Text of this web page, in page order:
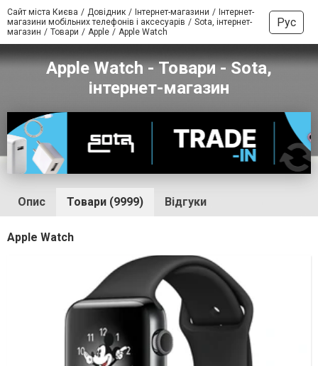
Сайт міста Києва Довідник Інтернет-магазини
Інтернет-
магазини мобільних телефонів і аксесуарів
Sota, інтернет-
магазин
Товари Apple Apple Watch
Рус
Apple Watch - Товари - Sota,
інтернет-магазин
Опис Товари (9999) Відгуки
Apple Watch